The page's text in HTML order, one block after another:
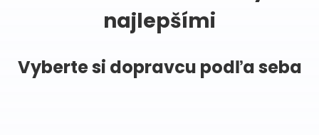
najlepšími
Vyberte si dopravcu podľa seba